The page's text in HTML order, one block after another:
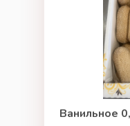
Ванильное